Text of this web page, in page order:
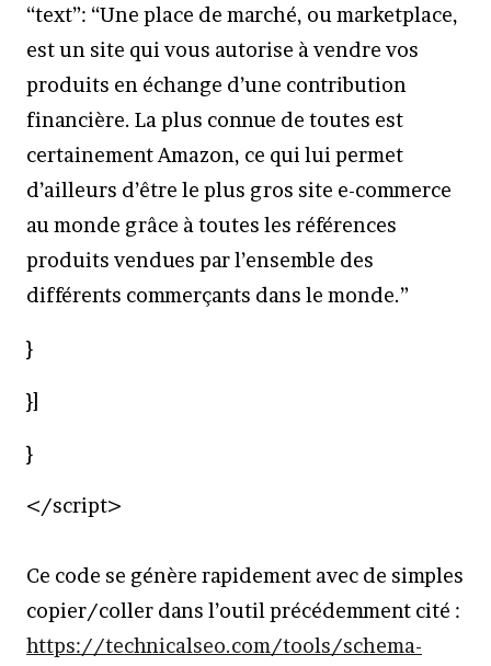
“text”: “Une place de marché, ou marketplace,
est un site qui vous autorise à vendre vos
produits en échange d’une contribution
financière. La plus connue de toutes est
certainement Amazon, ce qui lui permet
d’ailleurs d’être le plus gros site e-commerce
au monde grâce à toutes les références
produits vendues par l’ensemble des
différents commerçants dans le monde.”
}
}]
}
</script>
Ce code se génère rapidement avec de simples
copier/coller dans l’outil précédemment cité :
https://technicalseo.com/tools/schema-